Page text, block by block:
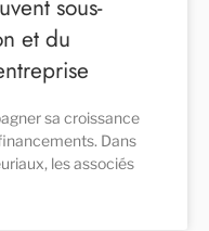
sous-
et du
sa croissance
Dans
les associés